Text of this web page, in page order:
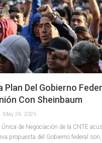
Plan Del Gobierno
Con Sheinbaum
May 29, 2025
de Negociación de la CNTE
propuesta del Gobierno federal